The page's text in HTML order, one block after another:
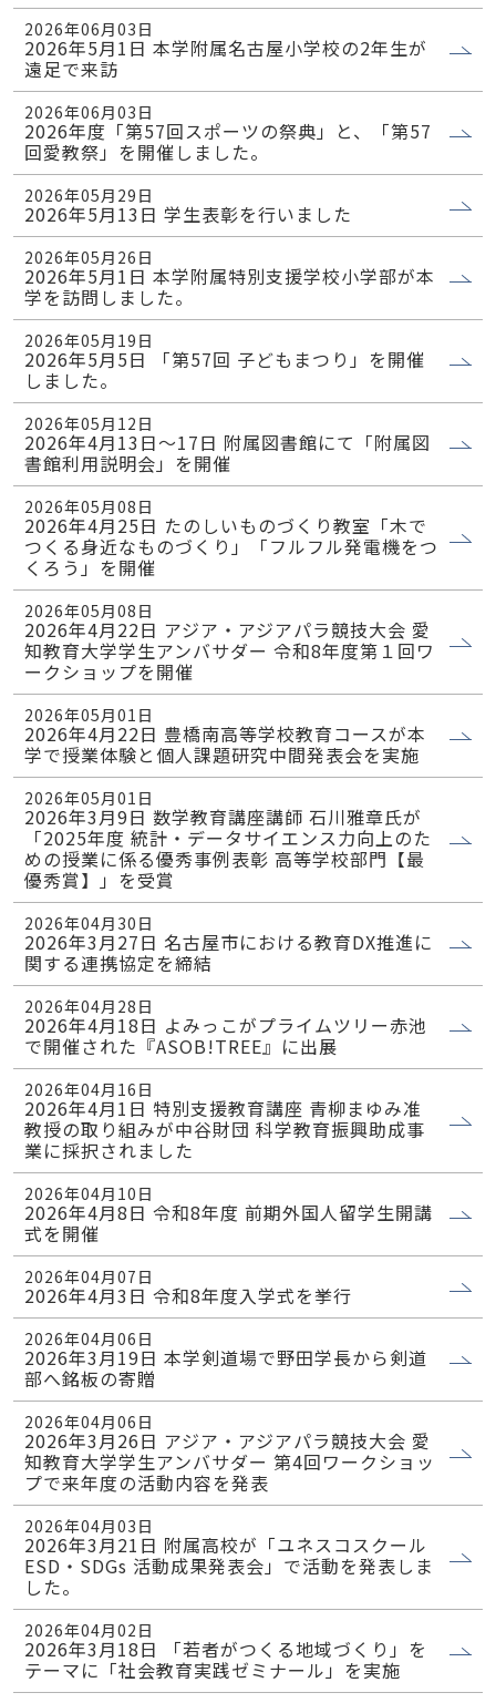
2026年06月03日
2026年5月1日 本学附属名古屋小学校の2年生が
遠足で来訪
2026年06月03日
2026年度「第57回スポーツの祭典」と、「第57
回愛教祭」を開催しました。
2026年05月29日
2026年5月13日 学生表彰を行いました
2026年05月26日
2026年5月1日 本学附属特別支援学校小学部が本
学を訪問しました。
2026年05月19日
2026年5月5日 「第57回 子どもまつり」を開催
しました。
2026年05月12日
2026年4月13日～17日 附属図書館にて「附属図
書館利用説明会」を開催
2026年05月08日
2026年4月25日 たのしいものづくり教室「木で
つくる身近なものづくり」「フルフル発電機をつ
くろう」を開催
2026年05月08日
2026年4月22日 アジア・アジアパラ競技大会 愛
知教育大学学生アンバサダー 令和8年度第１回ワ
ークショップを開催
2026年05月01日
2026年4月22日 豊橋南高等学校教育コースが本
学で授業体験と個人課題研究中間発表会を実施
2026年05月01日
2026年3月9日 数学教育講座講師 石川雅章氏が
「2025年度 統計・データサイエンス力向上のた
めの授業に係る優秀事例表彰 高等学校部門【最
優秀賞】」を受賞
2026年04月30日
2026年3月27日 名古屋市における教育DX推進に
関する連携協定を締結
2026年04月28日
2026年4月18日 よみっこがプライムツリー赤池
で開催された『ASOB!TREE』に出展
2026年04月16日
2026年4月1日 特別支援教育講座 青柳まゆみ准
教授の取り組みが中谷財団 科学教育振興助成事
業に採択されました
2026年04月10日
2026年4月8日 令和8年度 前期外国人留学生開講
式を開催
2026年04月07日
2026年4月3日 令和8年度入学式を挙行
2026年04月06日
2026年3月19日 本学剣道場で野田学長から剣道
部へ銘板の寄贈
2026年04月06日
2026年3月26日 アジア・アジアパラ競技大会 愛
知教育大学学生アンバサダー 第4回ワークショッ
プで来年度の活動内容を発表
2026年04月03日
2026年3月21日 附属高校が「ユネスコスクール
ESD・SDGs 活動成果発表会」で活動を発表しま
した。
2026年04月02日
2026年3月18日 「若者がつくる地域づくり」を
テーマに「社会教育実践ゼミナール」を実施